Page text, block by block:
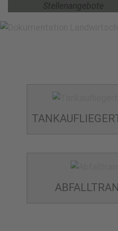
Stellenangebote